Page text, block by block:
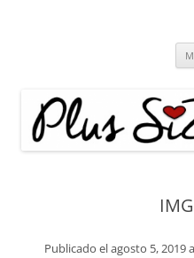
Plus Size
Publicado elagosto 5, 2019a